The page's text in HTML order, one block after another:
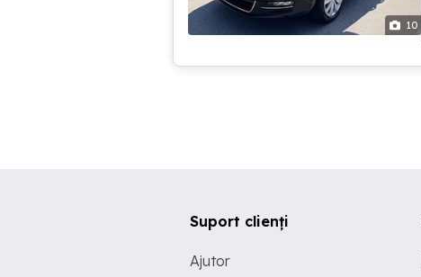
10
Suport clienți
Ajutor